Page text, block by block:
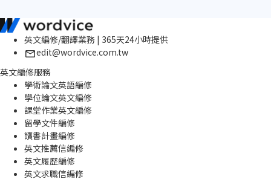
英文編修/翻譯業務 | 365天24小時提供
edit@wordvice.com.tw
英文編修服務
學術論文英語編修
學位論文英文編修
課堂作業英文編修
留學文件編修
讀書計畫編修
英文推薦信編修
英文履歷編修
英文求職信編修